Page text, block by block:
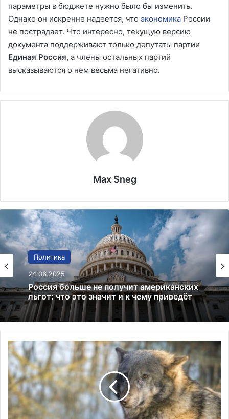
параметры в бюджете нужно было бы изменить.
Однако он искренне надеется, что экономика России
не пострадает. Что интересно, текущую версию
документа поддерживают только депутаты партии
Единая Россия, а члены остальных партий
высказываются о нем весьма негативно.
Max Sneg
Политика
24.06.2025
Россия больше не получит американских
льгот: что это значит и к чему приведёт
Финансы
02.01.2025
Bitcoin преодолевает $97 000:
криптовалютный рынок на подъеме
В
о
л
к
о
х
р